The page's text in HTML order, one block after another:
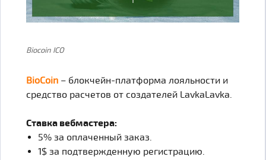
Biocoin ICO
BioСoin– блокчейн-платформа лояльности и
средство расчетов от создателей LavkaLavka.
Ставка вебмастера:
5% за оплаченный заказ.
1$ за подтвержденную регистрацию.